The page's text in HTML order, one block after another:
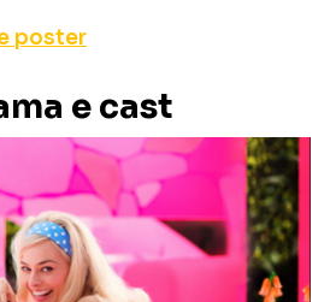
poster
e cast